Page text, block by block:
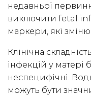
недавньої
виключити fetal
маркери, які
Клінічна
інфекцій у матері
неспецифічні.
можуть бути